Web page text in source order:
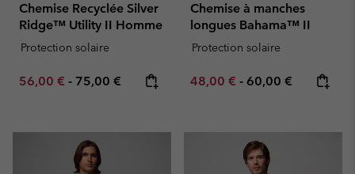
Chemise Recyclée Silver
Ridge™ Utility II Homme
Protection solaire
Minimum sale price:
56,00 € - Maximum price:
75,00 €
Chemise à manches
longues Bahama™ II
Protection solaire
Minimum sale price:
48,00 € - Maximum price:
60,00 €